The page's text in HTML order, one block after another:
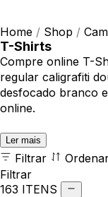
Home / Shop /
T-Shirts
Compre online T-
regular caligrafiti
desfocado branco
online.
Ler mais
Filtrar
Filtrar
163 ITENS